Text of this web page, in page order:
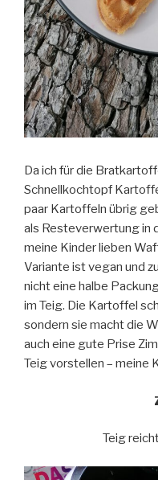
Da ich für die
Schnellkochtopf
paar Kartoffeln übrig
als Resteverwertung in
meine Kinder lieben
Variante ist vegan und
nicht eine halbe
im Teig. Die Kartoffel
sondern sie macht die
auch eine gute Prise
Teig vorstellen – meine
Teig